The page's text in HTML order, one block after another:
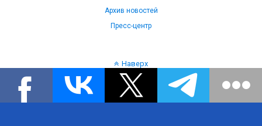
Архив новостей
Пресс-центр
Наверх